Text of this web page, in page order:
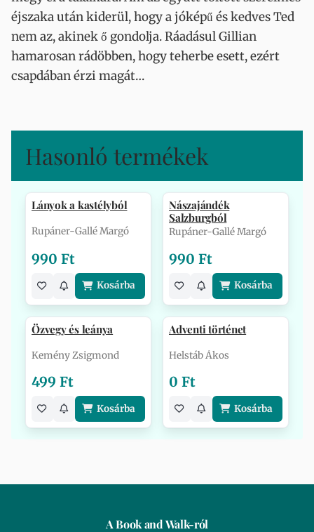
éjszaka után kiderül, hogy a jóképű és kedves Ted
nem az, akinek ő gondolja. Ráadásul Gillian
hamarosan rádöbben, hogy teherbe esett, ezért
csapdában érzi magát…
Hasonló termékek
Lányok a kastélyból
Rupáner-Gallé Margó
990 Ft
Kosárba
Nászajándék
Salzburgból
Rupáner-Gallé Margó
990 Ft
Kosárba
Özvegy és leánya
Kemény Zsigmond
499 Ft
Kosárba
Adventi történet
Helstáb Ákos
0 Ft
Kosárba
A Book and Walk-ról